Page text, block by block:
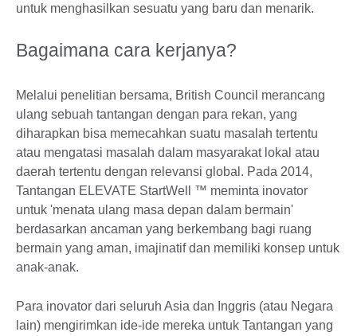
untuk menghasilkan sesuatu yang baru dan menarik.
Bagaimana cara kerjanya?
Melalui penelitian bersama, British Council merancang
ulang sebuah tantangan dengan para rekan, yang
diharapkan bisa memecahkan suatu masalah tertentu
atau mengatasi masalah dalam masyarakat lokal atau
daerah tertentu dengan relevansi global. Pada 2014,
Tantangan ELEVATE StartWell ™ meminta inovator
untuk 'menata ulang masa depan dalam bermain'
berdasarkan ancaman yang berkembang bagi ruang
bermain yang aman, imajinatif dan memiliki konsep untuk
anak-anak.
Para inovator dari seluruh Asia dan Inggris (atau Negara
lain) mengirimkan ide-ide mereka untuk Tantangan yang